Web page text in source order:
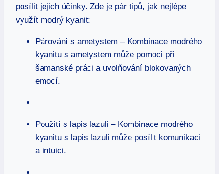
posílit jejich účinky. Zde je pár tipů, jak nejlépe
využít modrý kyanit:
Párování s ametystem – Kombinace modrého
kyanitu s ametystem může pomoci při
šamanské práci a uvolňování blokovaných
emocí.
Použití s lapis lazuli – Kombinace modrého
kyanitu s lapis lazuli může posílit komunikaci
a intuici.